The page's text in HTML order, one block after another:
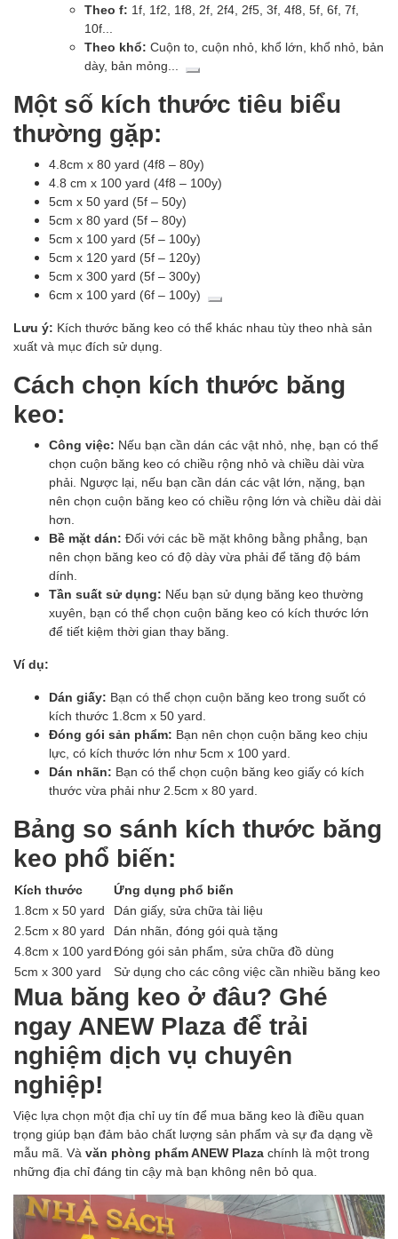
Theo f: 1f, 1f2, 1f8, 2f, 2f4, 2f5, 3f, 4f8, 5f, 6f, 7f,
10f...
Theo khổ: Cuộn to, cuộn nhỏ, khổ lớn, khổ nhỏ, bản
dày, bản mỏng...
Một số kích thước tiêu biểu
thường gặp:
4.8cm x 80 yard (4f8 – 80y)
4.8 cm x 100 yard (4f8 – 100y)
5cm x 50 yard (5f – 50y)
5cm x 80 yard (5f – 80y)
5cm x 100 yard (5f – 100y)
5cm x 120 yard (5f – 120y)
5cm x 300 yard (5f – 300y)
6cm x 100 yard (6f – 100y)
Lưu ý: Kích thước băng keo có thể khác nhau tùy theo nhà sản
xuất và mục đích sử dụng.
Cách chọn kích thước băng
keo:
Công việc: Nếu bạn cần dán các vật nhỏ, nhẹ, bạn có thể
chọn cuộn băng keo có chiều rộng nhỏ và chiều dài vừa
phải. Ngược lại, nếu bạn cần dán các vật lớn, nặng, bạn
nên chọn cuộn băng keo có chiều rộng lớn và chiều dài dài
hơn.
Bề mặt dán: Đối với các bề mặt không bằng phẳng, bạn
nên chọn băng keo có độ dày vừa phải để tăng độ bám
dính.
Tần suất sử dụng: Nếu bạn sử dụng băng keo thường
xuyên, bạn có thể chọn cuộn băng keo có kích thước lớn
để tiết kiệm thời gian thay băng.
Ví dụ:
Dán giấy: Bạn có thể chọn cuộn băng keo trong suốt có
kích thước 1.8cm x 50 yard.
Đóng gói sản phẩm: Bạn nên chọn cuộn băng keo chịu
lực, có kích thước lớn như 5cm x 100 yard.
Dán nhãn: Bạn có thể chọn cuộn băng keo giấy có kích
thước vừa phải như 2.5cm x 80 yard.
Bảng so sánh kích thước băng
keo phổ biến:
Kích thước
Ứng dụng phổ biến
1.8cm x 50 yard
Dán giấy, sửa chữa tài liệu
2.5cm x 80 yard
Dán nhãn, đóng gói quà tặng
4.8cm x 100 yardĐóng gói sản phẩm, sửa chữa đồ dùng
5cm x 300 yard
Sử dụng cho các công việc cần nhiều băng keo
Mua băng keo ở đâu? Ghé
ngay ANEW Plaza để trải
nghiệm dịch vụ chuyên
nghiệp!
Việc lựa chọn một địa chỉ uy tín để mua băng keo là điều quan
trọng giúp bạn đảm bảo chất lượng sản phẩm và sự đa dạng về
mẫu mã. Và văn phòng phẩm ANEW Plaza chính là một trong
những địa chỉ đáng tin cậy mà bạn không nên bỏ qua.